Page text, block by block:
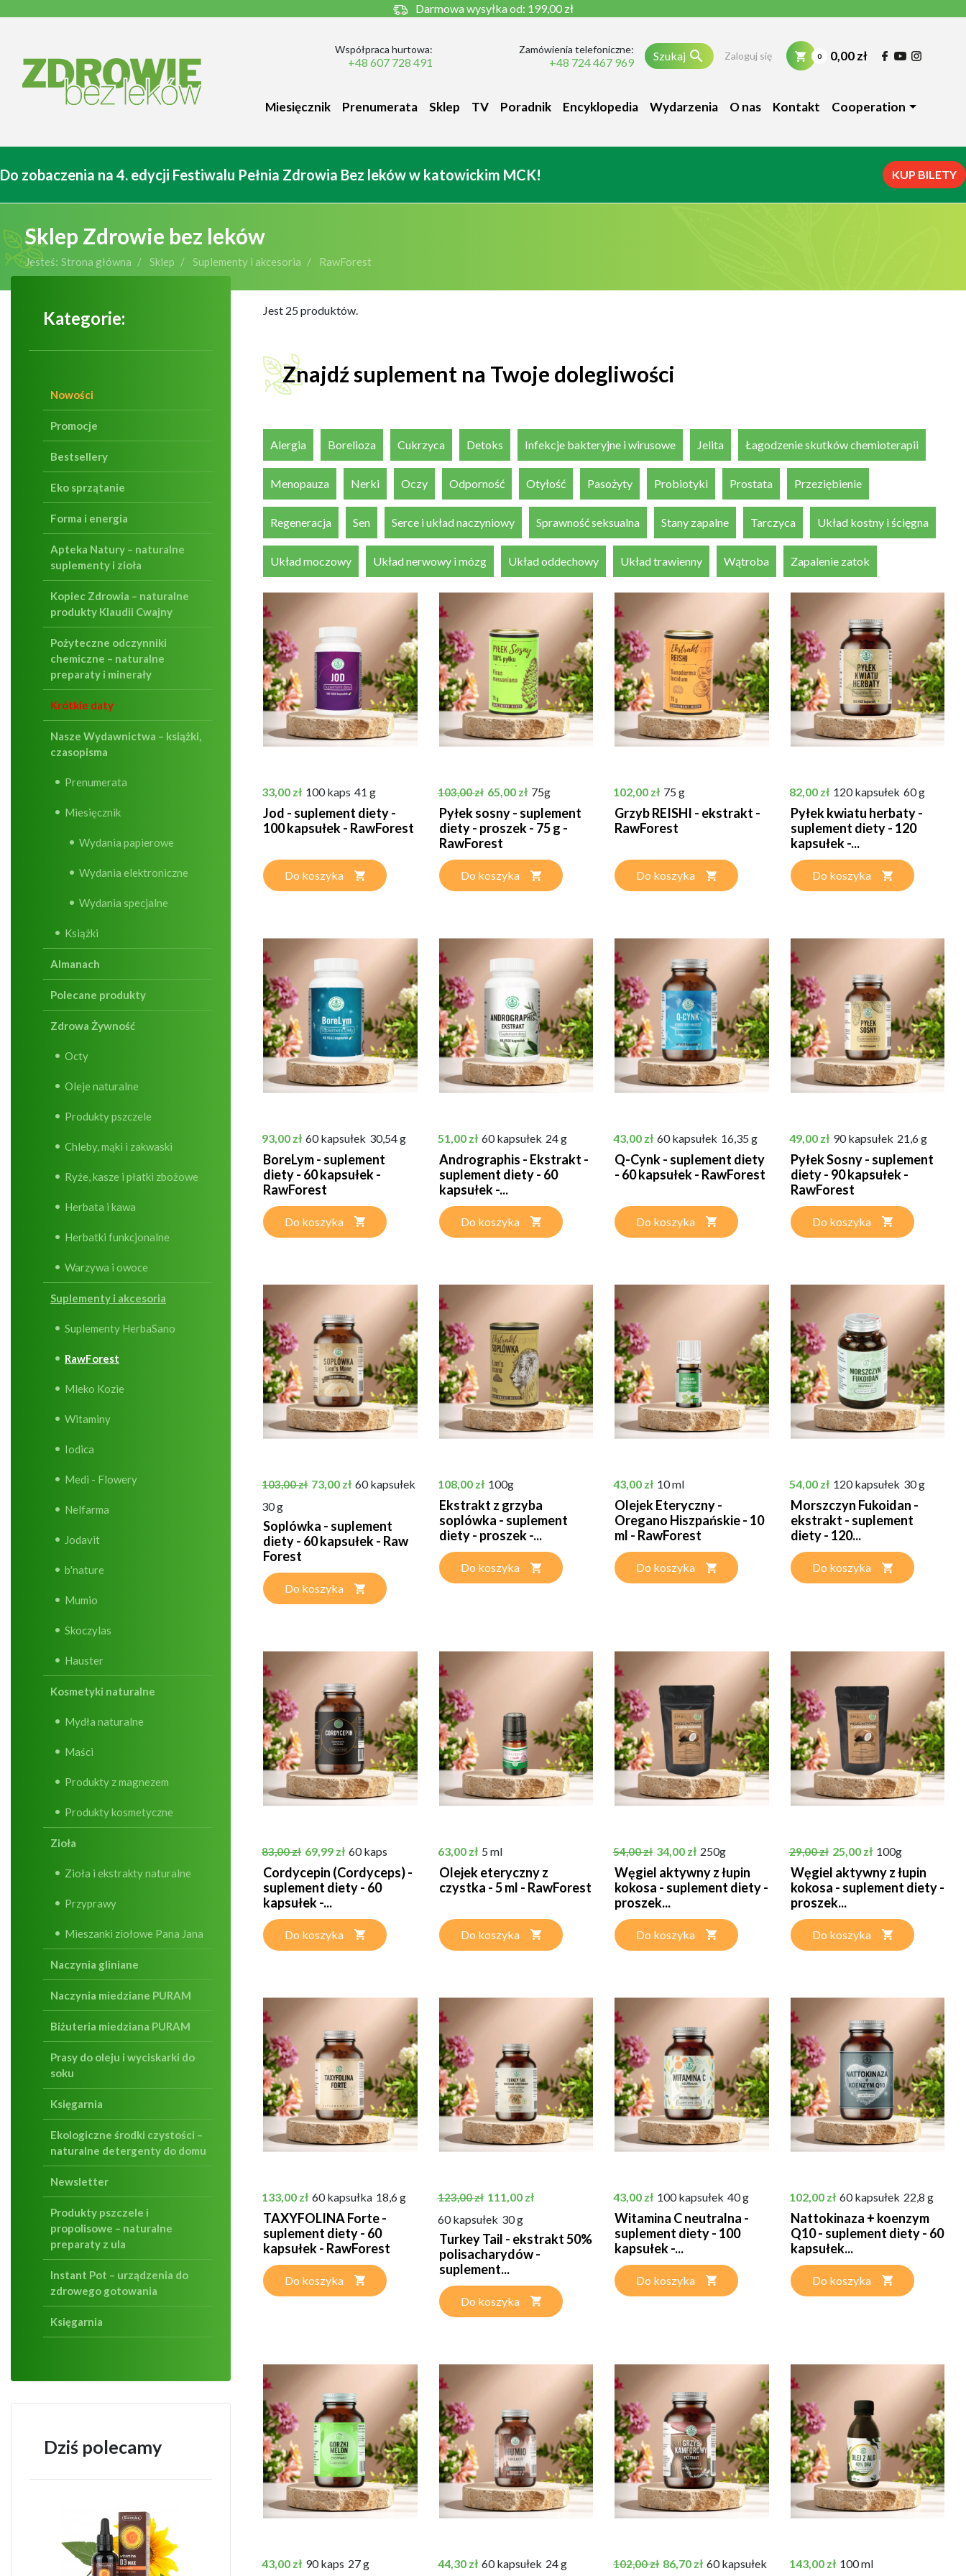
Darmowa wysyłka od: 199,00 zł
Współpraca hurtowa:
+48 607 728 491
Zamówienia telefoniczne:
+48 724 467 969 Szukaj  Zaloguj się 0 0,00 zł
Miesięcznik Prenumerata Sklep TV Poradnik Encyklopedia Wydarzenia O nas Kontakt Cooperation
Do zobaczenia na 4. edycji Festiwalu Pełnia Zdrowia Bez leków w katowickim MCK! KUP BILETY
Sklep Zdrowie bez leków
Jesteś: Strona główna Sklep Suplementy i akcesoria RawForest
Kategorie:
Nowości
Promocje
Bestsellery
Eko sprzątanie
Forma i energia
Apteka Natury – naturalne
suplementy i zioła
Kopiec Zdrowia – naturalne
produkty Klaudii Cwajny
Pożyteczne odczynniki
chemiczne – naturalne
preparaty i minerały
Krótkie daty
Nasze Wydawnictwa – książki,
czasopisma
Prenumerata
Miesięcznik
Wydania papierowe
Wydania elektroniczne
Wydania specjalne
Książki
Almanach
Polecane produkty
Zdrowa Żywność
Octy
Oleje naturalne
Produkty pszczele
Chleby, mąki i zakwaski
Ryże, kasze i płatki zbożowe
Herbata i kawa
Herbatki funkcjonalne
Warzywa i owoce
Suplementy i akcesoria
Suplementy HerbaSano
RawForest
Mleko Kozie
Witaminy
Iodica
Medi - Flowery
Nelfarma
Jodavit
b′nature
Mumio
Skoczylas
Hauster
Kosmetyki naturalne
Mydła naturalne
Maści
Produkty z magnezem
Produkty kosmetyczne
Zioła
Zioła i ekstrakty naturalne
Przyprawy
Mieszanki ziołowe Pana Jana
Naczynia gliniane
Naczynia miedziane PURAM
Biżuteria miedziana PURAM
Prasy do oleju i wyciskarki do
soku
Księgarnia
Ekologiczne środki czystości –
naturalne detergenty do domu
Newsletter
Produkty pszczele i
propolisowe – naturalne
preparaty z ula
Instant Pot – urządzenia do
zdrowego gotowania
Księgarnia
Dziś polecamy
Jest 25 produktów.
Znajdź suplement na Twoje dolegliwości
Alergia Borelioza Cukrzyca Detoks Infekcje bakteryjne i wirusowe Jelita Łagodzenie skutków chemioterapii
Menopauza Nerki Oczy Odporność Otyłość Pasożyty Probiotyki Prostata Przeziębienie
Regeneracja Sen Serce i układ naczyniowy Sprawność seksualna Stany zapalne Tarczyca Układ kostny i ścięgna
Układ moczowy Układ nerwowy i mózg Układ oddechowy Układ trawienny Wątroba Zapalenie zatok
Cena
33,00 zł 100 kaps 41 g
Jod - suplement diety -
100 kapsułek - RawForest
Do koszyka
Cena podstawowa
103,00 zł Cena
65,00 zł 75g
Pyłek sosny - suplement
diety - proszek - 75 g -
RawForest
Do koszyka
Cena
102,00 zł 75 g
Grzyb REISHI - ekstrakt -
RawForest
Do koszyka
Cena
82,00 zł 120 kapsułek 60 g
Pyłek kwiatu herbaty -
suplement diety - 120
kapsułek -...
Do koszyka
Cena
93,00 zł 60 kapsułek 30,54 g
BoreLym - suplement
diety - 60 kapsułek -
RawForest
Do koszyka
Cena
51,00 zł 60 kapsułek 24 g
Andrographis - Ekstrakt -
suplement diety - 60
kapsułek -...
Do koszyka
Cena
43,00 zł 60 kapsułek 16,35 g
Q-Cynk - suplement diety
- 60 kapsułek - RawForest
Do koszyka
Cena
49,00 zł 90 kapsułek 21,6 g
Pyłek Sosny - suplement
diety - 90 kapsułek -
RawForest
Do koszyka
Cena podstawowa
103,00 zł Cena
73,00 zł 60 kapsułek
30 g
Soplówka - suplement
diety - 60 kapsułek - Raw
Forest
Do koszyka
Cena
108,00 zł 100g
Ekstrakt z grzyba
soplówka - suplement
diety - proszek -...
Do koszyka
Cena
43,00 zł 10 ml
Olejek Eteryczny -
Oregano Hiszpańskie - 10
ml - RawForest
Do koszyka
Cena
54,00 zł 120 kapsułek 30 g
Morszczyn Fukoidan -
ekstrakt - suplement
diety - 120...
Do koszyka
Cena podstawowa
83,00 zł Cena
69,99 zł 60 kaps
Cordycepin (Cordyceps) -
suplement diety - 60
kapsułek -...
Do koszyka
Cena
63,00 zł 5 ml
Olejek eteryczny z
czystka - 5 ml - RawForest
Do koszyka
Cena podstawowa
54,00 zł Cena
34,00 zł 250g
Węgiel aktywny z łupin
kokosa - suplement diety -
proszek...
Do koszyka
Cena podstawowa
29,00 zł Cena
25,00 zł 100g
Węgiel aktywny z łupin
kokosa - suplement diety -
proszek...
Do koszyka
Cena
133,00 zł 60 kapsułka 18,6 g
TAXYFOLINA Forte -
suplement diety - 60
kapsułek - RawForest
Do koszyka
Cena podstawowa
123,00 zł Cena
111,00 zł
60 kapsułek 30 g
Turkey Tail - ekstrakt 50%
polisacharydów -
suplement...
Do koszyka
Cena
43,00 zł 100 kapsułek 40 g
Witamina C neutralna -
suplement diety - 100
kapsułek -...
Do koszyka
Cena
102,00 zł 60 kapsułek 22,8 g
Nattokinaza + koenzym
Q10 - suplement diety - 60
kapsułek...
Do koszyka
Cena
43,00 zł 90 kaps 27 g Cena
44,30 zł 60 kapsułek 24 g Cena podstawowa
102,00 zł Cena
86,70 zł 60 kapsułek Cena
143,00 zł 100 ml